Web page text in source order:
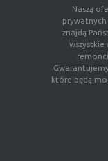
Naszą
prywatnych
znajdą
wszystkie
które będą